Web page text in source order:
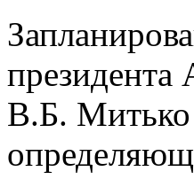
президента
В.Б. Митько